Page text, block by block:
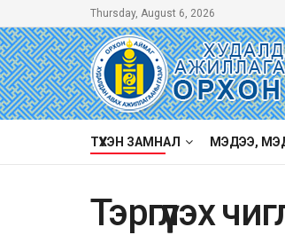
Thursday, August 6, 2026
ТҮҮХЭН ЗАМНАЛ МЭДЭЭ,
Тэргүүлэх